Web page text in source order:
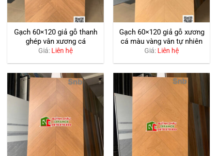
Gạch 60×120 giả gỗ thanh
ghép vân xương cá
Giá: Liên hệ
Gạch 60×120 giả gỗ xương
cá màu vàng vân tự nhiên
Giá: Liên hệ